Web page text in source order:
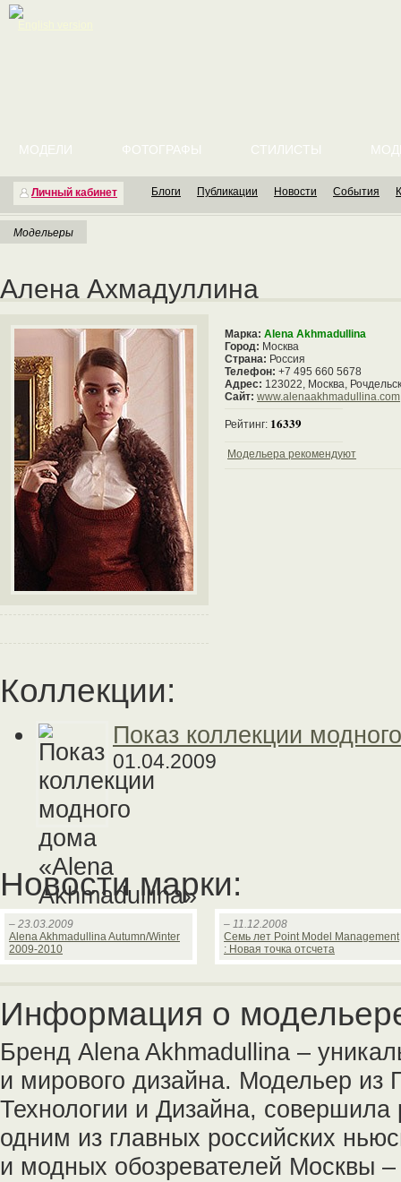
Личный кабинет
МОДЕЛИ ФОТОГРАФЫ СТИЛИСТЫ
Блоги Публикации Новости События
Модельеры
Алена Ахмадуллина
Марка: Alena Akhmadullina
Город: Москва
Страна: Россия
Телефон: +7 495 660 5678
Адрес: 123022, Москва,
Сайт: www.alenaakhmadullina.com
Рейтинг: 16339
Модельера рекомендуют
Коллекции:
Показ коллекции
01.04.2009
Новости марки:
– 23.03.2009
Alena Akhmadullina Autumn/Winter
2009-2010
– 11.12.2008
Семь лет Point Model Management
: Новая точка отсчета
Информация о
Бренд Alena Akhmadullina –
и мирового дизайна. Модельер из
Технологии и Дизайна,
одним из главных российских
и модных обозревателей Москвы